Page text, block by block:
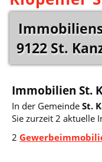
9122 St.
Immobilien St.
In der GemeindeSt.
Sie zurzeit 2 aktuelle
2